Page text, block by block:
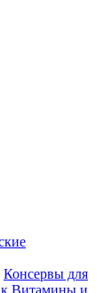
Консервы для
Витамины и